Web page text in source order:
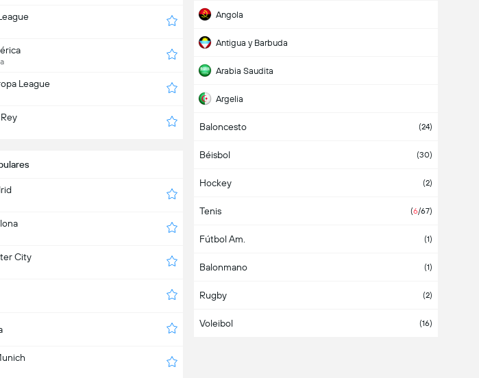
League
Angola
Antigua y Barbuda
Arabia Saudita
Argelia
Argentina
Armenia
Aruba
Asia
Australia
Austria
Azerbaiyán
Bahamas
Baloncesto (24)
Béisbol (30)
Hockey (2)
Tenis (6/67)
Fútbol Am. (1)
Balonmano (1)
Rugby (2)
Voleibol (16)
City